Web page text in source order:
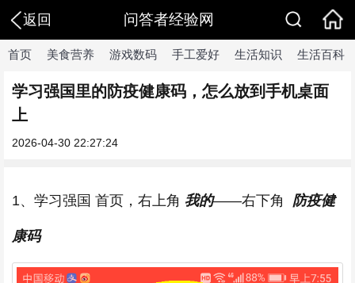
返回 问答者经验网
首页 美食营养 游戏数码 手工爱好 生活知识 生活百科
学习强国里的防疫健康码，怎么放到手机桌面
上
2026-04-30 22:27:24
1、学习强国 首页，右上角 我的——右下角 防疫健
康码